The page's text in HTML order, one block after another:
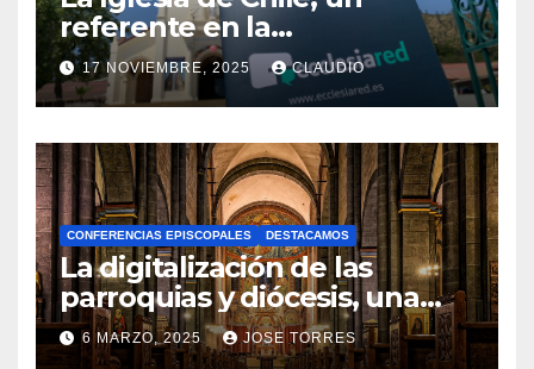
referente en la
transformación digital
gracias a Ecclesiared
17 NOVIEMBRE, 2025 CLAUDIO
N
O
H
A
Y
C
O
M
CONFERENCIAS EPISCOPALES DESTACAMOS
La digitalización de las
parroquias y diócesis, una
realidad ya para el futuro de
la Iglesia
6 MARZO, 2025 JOSE TORRES